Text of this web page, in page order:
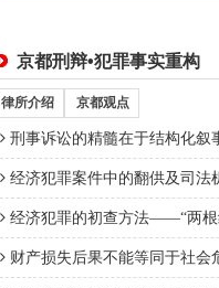
京都刑辩•犯罪事实重构
律所介绍 京都观点
刑事诉讼的精髓在于结构化叙
经济犯罪案件中的翻供及司法
经济犯罪的初查方法——“两根
财产损失后果不能等同于社会